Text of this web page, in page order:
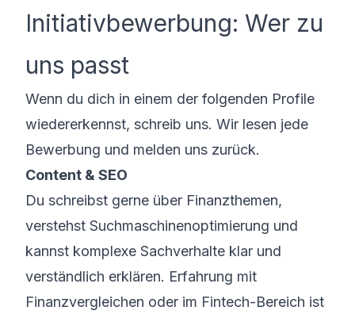
Initiativbewerbung: Wer zu
uns passt
Wenn du dich in einem der folgenden Profile
wiedererkennst, schreib uns. Wir lesen jede
Bewerbung und melden uns zurück.
Content & SEO
Du schreibst gerne über Finanzthemen,
verstehst Suchmaschinenoptimierung und
kannst komplexe Sachverhalte klar und
verständlich erklären. Erfahrung mit
Finanzvergleichen oder im Fintech-Bereich ist